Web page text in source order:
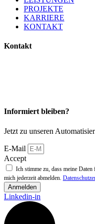
PROJEKTE
KARRIERE
KONTAKT
Kontakt
Informiert bleiben?
Jetzt zu unseren
E-Mail
Accept
Ich stimme zu, dass meine
mich jederzeit abmelden.
Anmelden
Linkedin-in